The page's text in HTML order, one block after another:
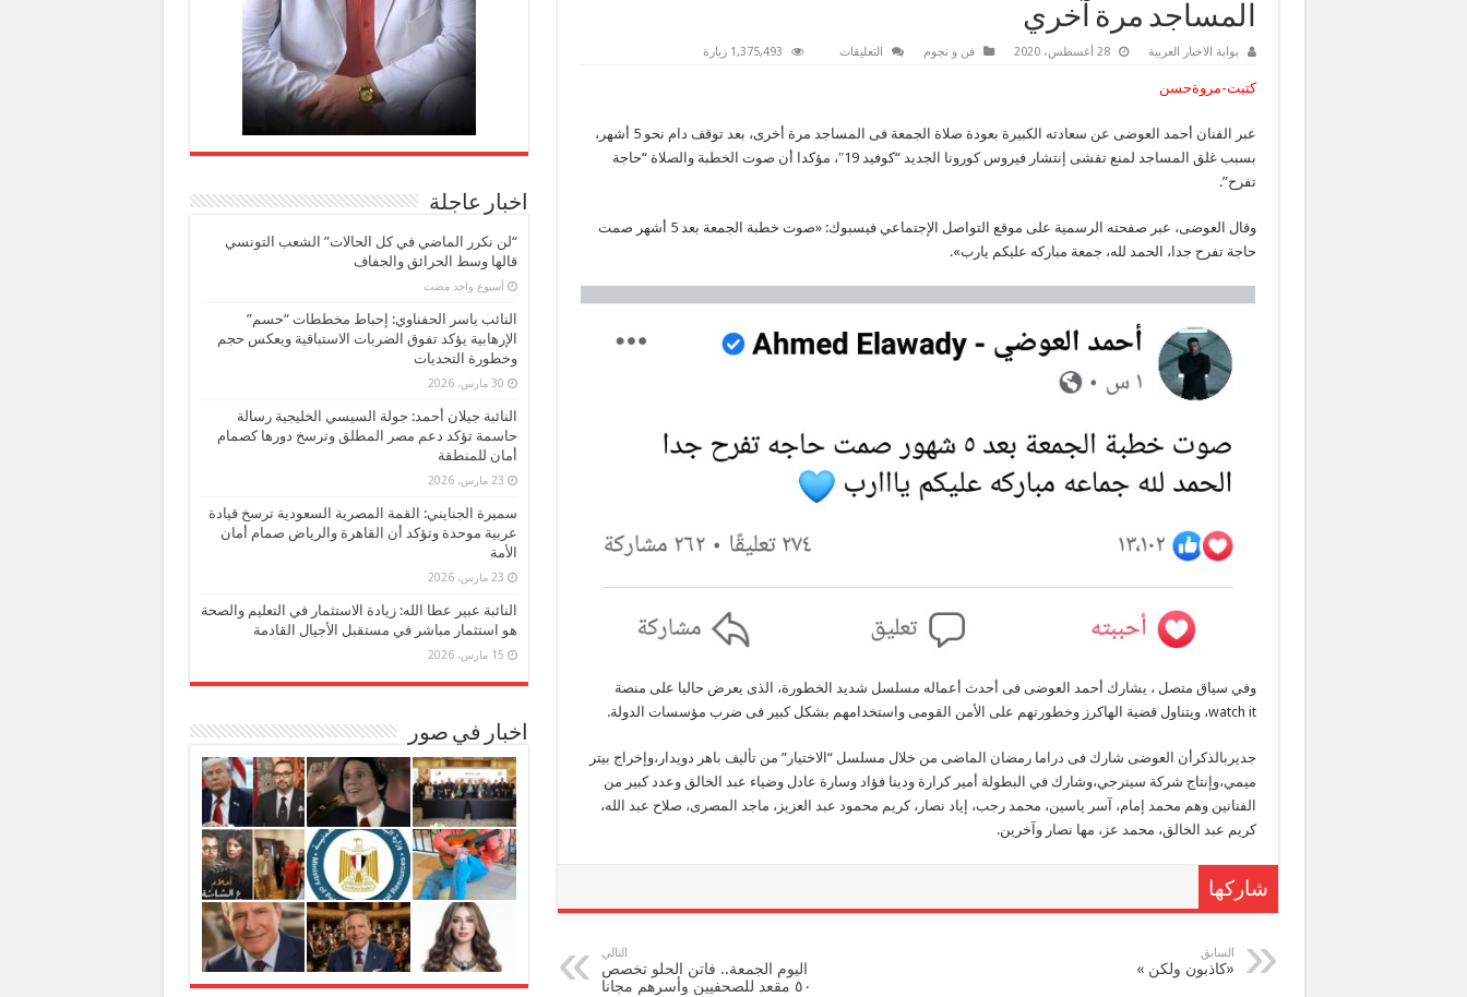
المساجد مرة آخري
بوابة الاخبار العربية 28 أغسطس، 2020 فن و نجوم التعليقات
بعودة
صلاة
الجمعة
آخري
مغلقة
1,375,493 زيارة
كتبت-مروةحسن
عبر الفنان أحمد العوضى عن سعادته الكبيرة بعودة صلاة الجمعة فى المساجد مرة أخرى، بعد توقف دام نحو 5 أشهر،
بسبب غلق المساجد لمنع تفشى إنتشار فيروس كورونا الجديد “كوفيد 19″، مؤكدا أن صوت الخطبة والصلاة “حاجة
تفرح”.
وقال العوضى، عبر صفحته الرسمية على موقع التواصل الإجتماعي فيسبوك: «صوت خطبة الجمعة بعد 5 أشهر صمت
حاجة تفرح جدا، الحمد لله، جمعة مباركه عليكم يارب».
وفي سياق متصل ، يشارك أحمد العوضى فى أحدث أعماله مسلسل شديد الخطورة، ‏الذى يعرض حاليا على منصة
watch it، ويتناول قضية الهاكرز ‏وخطورتهم على الأمن ‏القومى واستخدامهم بشكل كبير فى ضرب مؤسسات ‏الدولة.‏
جديربالذكرأن العوضى شارك فى دراما رمضان الماضى من خلال مسلسل “الاختيار” من تأليف باهر دويدار،وإخراج بيتر
ميمي،وإنتاج شركة سينرجي،وشارك في البطولة أمير كرارة ودينا فؤاد وسارة عادل وضياء عبد الخالق وعدد كبير من
الفنانين وهم محمد إمام، آسر ياسين، محمد رجب، إياد نصار، كريم محمود عبد العزيز، ماجد المصرى، صلاح عبد الله،
كريم عبد الخالق، محمد عز، مها نصار وآخرين.
شاركها
السابق
«كاذبون ولكن »
التالي
اليوم الجمعة.. فاتن الحلو تخصص
٥٠ مقعد للصحفيين وأسرهم مجانا
اخبار عاجلة
“لن نكرر الماضي في كل الحالات” الشعب التونسي
قالها وسط الحرائق والجفاف
‏أسبوع واحد مضت
النائب ياسر الحفناوي: إحباط مخططات “حسم”
الإرهابية يؤكد تفوق الضربات الاستباقية ويعكس حجم
وخطورة التحديات
30 مارس، 2026
النائبة جيلان أحمد: جولة السيسي الخليجية رسالة
حاسمة تؤكد دعم مصر المطلق وترسخ دورها كصمام
أمان للمنطقة
23 مارس، 2026
سميرة الجنايني: القمة المصرية السعودية ترسخ قيادة
عربية موحدة وتؤكد أن القاهرة والرياض صمام أمان
الأمة
23 مارس، 2026
النائبة عبير عطا الله: زيادة الاستثمار في التعليم والصحة
هو استثمار مباشر في مستقبل الأجيال القادمة
15 مارس، 2026
اخبار في صور